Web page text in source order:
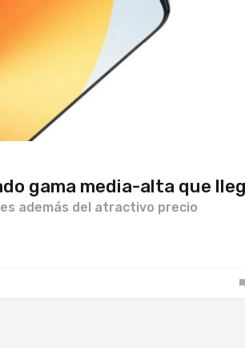
gama media-alta que
además del atractivo precio